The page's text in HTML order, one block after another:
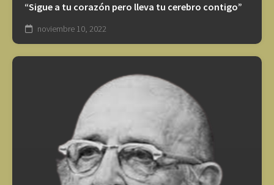
“Sigue a tu corazón pero lleva tu cerebro contigo”
noviembre 10, 2022